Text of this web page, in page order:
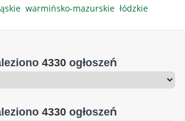
warmińsko-mazurskie łódzkie
4330ogłoszeń
4330ogłoszeń